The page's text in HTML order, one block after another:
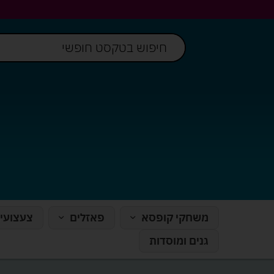
משחקי קופסא פאזלים
גנים ומוסדות